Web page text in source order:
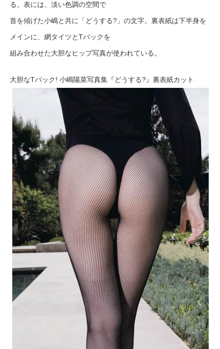
る。表には、淡い色調の空間で
首を傾げた小嶋と共に「どうする?」の文字。裏表紙は下半身を
メインに、網タイツとTバックを
組み合わせた大胆なヒップ写真が使われている。
大胆なTバック! 小嶋陽菜写真集『どうする?』裏表紙カット